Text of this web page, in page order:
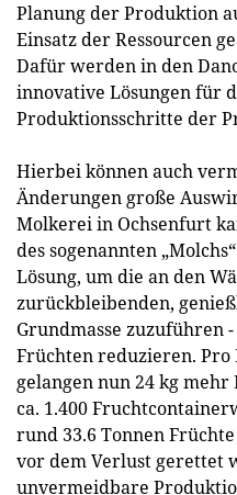
Planung der Produktion
Einsatz der Ressourcen
Dafür werden in den
innovative Lösungen für
Produktionsschritte der
Hierbei können auch
Änderungen große
Molkerei in Ochsenfurt
des sogenannten
Lösung, um die an den
zurückbleibenden,
Grundmasse zuzuführen
Früchten reduzieren.
gelangen nun 24 kg
ca. 1.400
rund 33.6 Tonnen
vor dem Verlust gerettet
unvermeidbare